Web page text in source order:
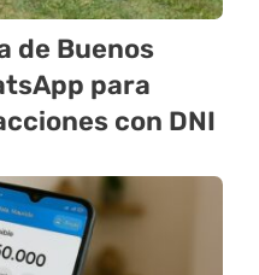
de Buenos
para
con DNI